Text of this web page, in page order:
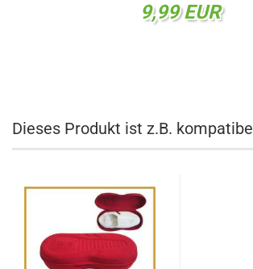
9,99 EUR
Dieses Produkt ist z.B.